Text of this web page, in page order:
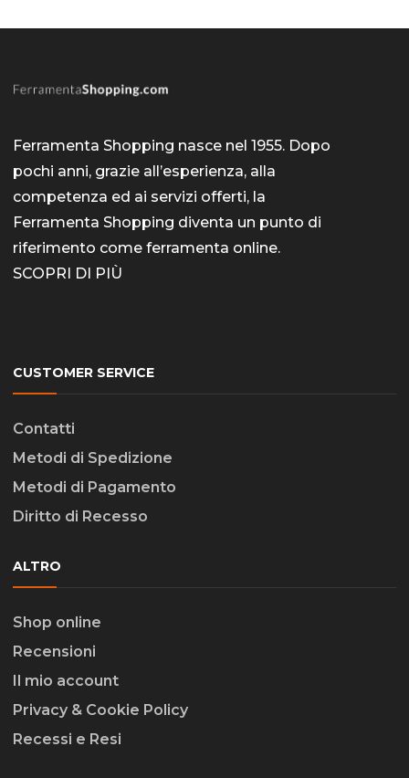
Ferramenta Shopping nasce nel 1955. Dopo
pochi anni, grazie all’esperienza, alla
competenza ed ai servizi offerti, la
Ferramenta Shopping diventa un punto di
riferimento come ferramenta online.
SCOPRI DI PIÙ
CUSTOMER SERVICE
Contatti
Metodi di Spedizione
Metodi di Pagamento
Diritto di Recesso
ALTRO
Shop online
Recensioni
Il mio account
Privacy & Cookie Policy
Recessi e Resi